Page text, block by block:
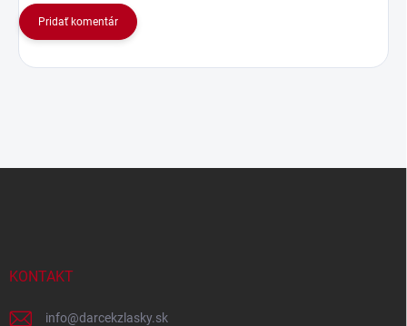
Pridať komentár
KONTAKT
info@darcekzlasky.sk